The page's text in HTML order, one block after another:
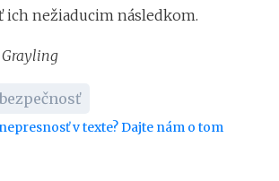
ich nežiaducim následkom.
Grayling
v texte? Dajte nám o tom